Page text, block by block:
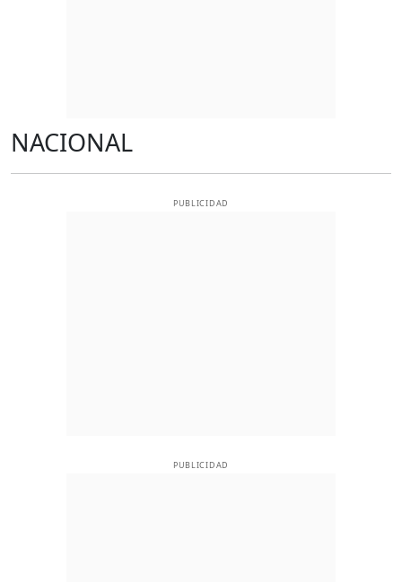
NACIONAL
PUBLICIDAD
PUBLICIDAD